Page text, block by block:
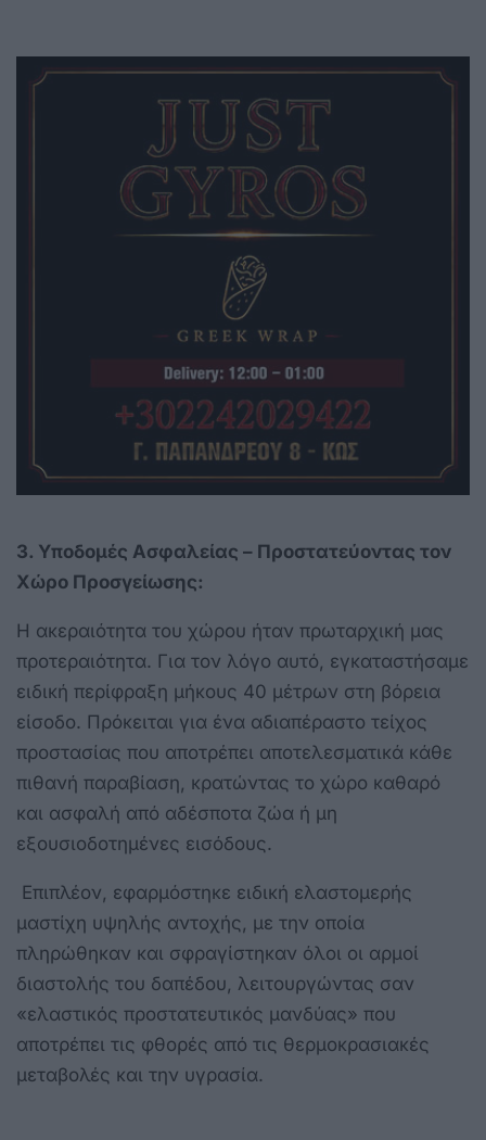
3. Υποδομές Ασφαλείας – Προστατεύοντας τον
Χώρο Προσγείωσης:
Η ακεραιότητα του χώρου ήταν πρωταρχική μας
προτεραιότητα. Για τον λόγο αυτό, εγκαταστήσαμε
ειδική περίφραξη μήκους 40 μέτρων στη βόρεια
είσοδο. Πρόκειται για ένα αδιαπέραστο τείχος
προστασίας που αποτρέπει αποτελεσματικά κάθε
πιθανή παραβίαση, κρατώντας το χώρο καθαρό
και ασφαλή από αδέσποτα ζώα ή μη
εξουσιοδοτημένες εισόδους.
Επιπλέον, εφαρμόστηκε ειδική ελαστομερής
μαστίχη υψηλής αντοχής, με την οποία
πληρώθηκαν και σφραγίστηκαν όλοι οι αρμοί
διαστολής του δαπέδου, λειτουργώντας σαν
«ελαστικός προστατευτικός μανδύας» που
αποτρέπει τις φθορές από τις θερμοκρασιακές
μεταβολές και την υγρασία.